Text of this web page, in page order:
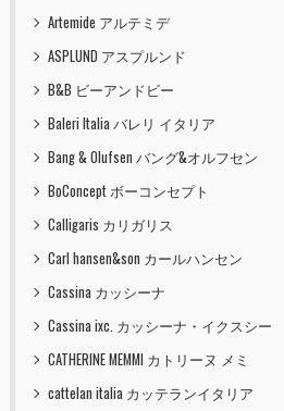
Artemide アルテミデ
ASPLUND アスプルンド
B&B ビーアンドビー
Baleri Italia バレリ イタリア
Bang & Olufsen バング&オルフセン
BoConcept ボーコンセプト
Calligaris カリガリス
Carl hansen&son カールハンセン
Cassina カッシーナ
Cassina ixc. カッシーナ・イクスシー
CATHERINE MEMMI カトリーヌ メミ
cattelan italia カッテランイタリア